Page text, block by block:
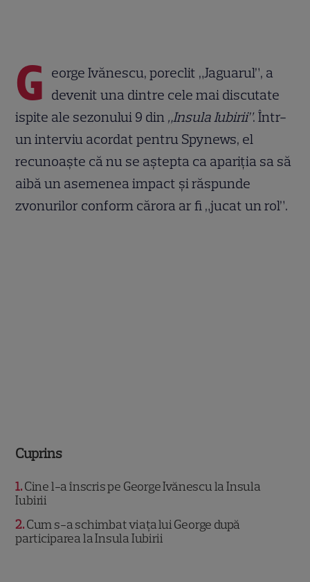
G eorge Ivănescu, poreclit „Jaguarul”, a
devenit una dintre cele mai discutate
ispite ale sezonului 9 din „Insula Iubirii”. Într-
un interviu acordat pentru Spynews, el
recunoaște că nu se aștepta ca apariția sa să
aibă un asemenea impact și răspunde
zvonurilor conform cărora ar fi „jucat un rol”.
Cuprins
1 Cine l-a înscris pe George Ivănescu la Insula
Iubirii
2 Cum s-a schimbat viața lui George după
participarea la Insula Iubirii